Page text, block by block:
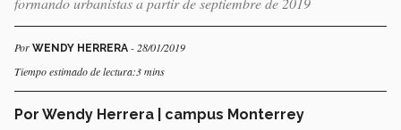
Por WENDY HERRERA - 28/01/2019
Tiempo estimado de lectura:3 mins
Por Wendy Herrera | campus Monterrey